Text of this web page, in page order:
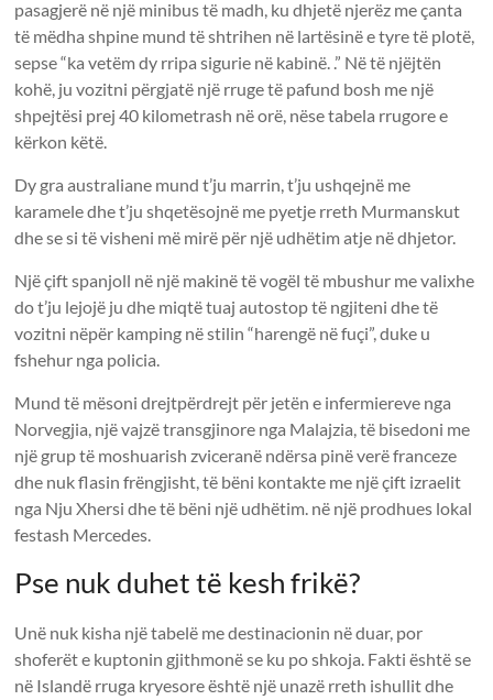
pasagjerë në një minibus të madh, ku dhjetë njerëz me çanta
të mëdha shpine mund të shtrihen në lartësinë e tyre të plotë,
sepse “ka vetëm dy rripa sigurie në kabinë. .” Në të njëjtën
kohë, ju vozitni përgjatë një rruge të pafund bosh me një
shpejtësi prej 40 kilometrash në orë, nëse tabela rrugore e
kërkon këtë.
Dy gra australiane mund t’ju marrin, t’ju ushqejnë me
karamele dhe t’ju shqetësojnë me pyetje rreth Murmanskut
dhe se si të visheni më mirë për një udhëtim atje në dhjetor.
Një çift spanjoll në një makinë të vogël të mbushur me valixhe
do t’ju lejojë ju dhe miqtë tuaj autostop të ngjiteni dhe të
vozitni nëpër kamping në stilin “harengë në fuçi”, duke u
fshehur nga policia.
Mund të mësoni drejtpërdrejt për jetën e infermiereve nga
Norvegjia, një vajzë transgjinore nga Malajzia, të bisedoni me
një grup të moshuarish zviceranë ndërsa pinë verë franceze
dhe nuk flasin frëngjisht, të bëni kontakte me një çift izraelit
nga Nju Xhersi dhe të bëni një udhëtim. në një prodhues lokal
festash Mercedes.
Pse nuk duhet të kesh frikë?
Unë nuk kisha një tabelë me destinacionin në duar, por
shoferët e kuptonin gjithmonë se ku po shkoja. Fakti është se
në Islandë rruga kryesore është një unazë rreth ishullit dhe